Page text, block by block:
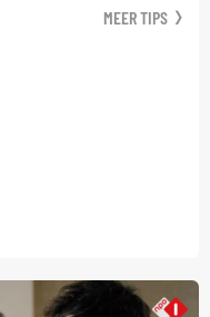
MEER TIPS